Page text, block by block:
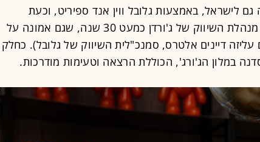
גם לישראל, באמצעות גלובל ווין אנד ספיריט, וכעת
הגיעה לארץ אסתי פורנוי - מנהלת השיווק של ג'ורדן כמעט 30 שנה, שגם אמונה על
דיינים אלטרס, סמנכ"לית השיווק של גלובל). כחלק
במלון הג'ורג', הכוללת הרצאה וטעימות מודרכות.